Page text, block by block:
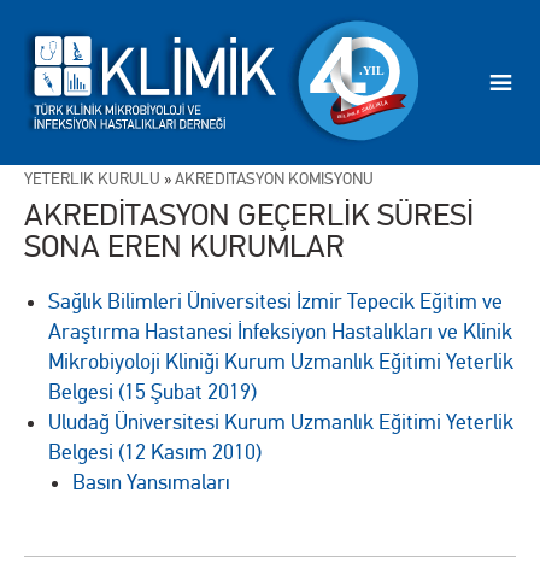
YETERLİK KURULU »AKREDİTASYON KOMİSYONU
AKREDİTASYON GEÇERLİK SÜRESİ
SONA EREN KURUMLAR
Sağlık Bilimleri Üniversitesi İzmir Tepecik Eğitim ve
Araştırma Hastanesi İnfeksiyon Hastalıkları ve Klinik
Mikrobiyoloji Kliniği Kurum Uzmanlık Eğitimi Yeterlik
Belgesi (15 Şubat 2019)
Uludağ Üniversitesi Kurum Uzmanlık Eğitimi Yeterlik
Belgesi (12 Kasım 2010)
Basın Yansımaları